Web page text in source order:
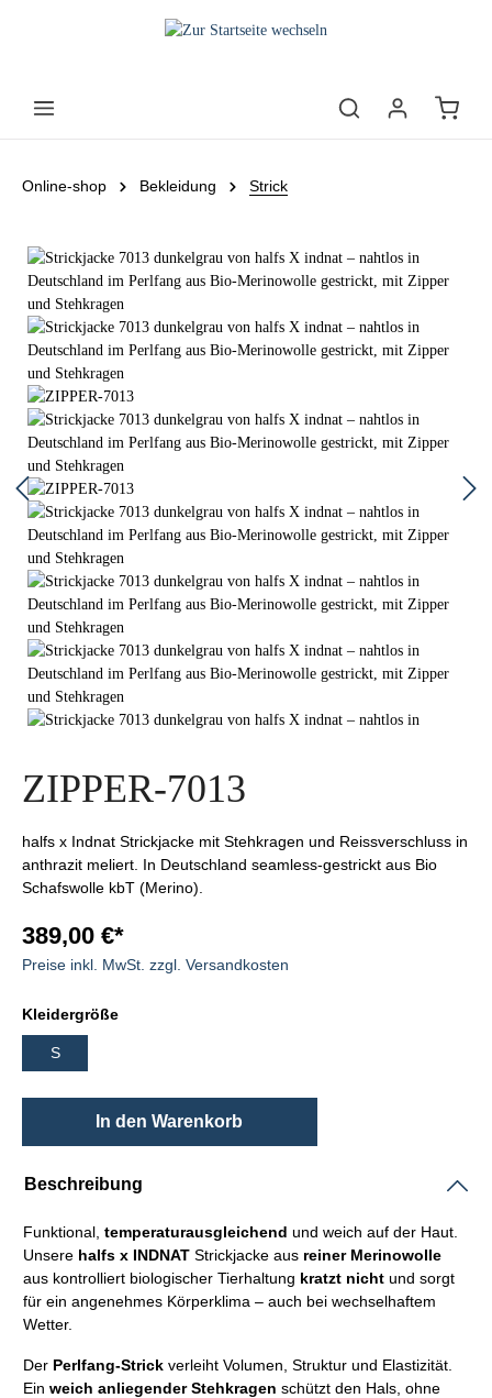
Online-shop Bekleidung Strick
ZIPPER-7013
halfs x Indnat Strickjacke mit Stehkragen und Reissverschluss in
anthrazit meliert. In Deutschland seamless-gestrickt aus Bio
Schafswolle kbT (Merino).
389,00 €*
Preise inkl. MwSt. zzgl. Versandkosten
Kleidergröße
S
In den Warenkorb
Beschreibung
Funktional, temperaturausgleichend und weich auf der Haut.
Unsere halfs x INDNAT Strickjacke aus reiner Merinowolle
aus kontrolliert biologischer Tierhaltung kratzt nicht und sorgt
für ein angenehmes Körperklima – auch bei wechselhaftem
Wetter.
Der Perlfang-Strick verleiht Volumen, Struktur und Elastizität.
Ein weich anliegender Stehkragen schützt den Hals, ohne